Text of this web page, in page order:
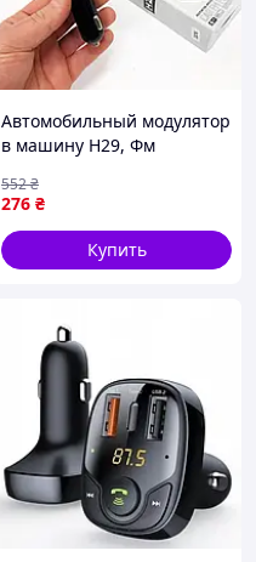
Автомобильный модулятор
в машину H29, Фм
блютуз, Mp3 для машины
в прикуриватель NA-63
276 ₴
552₴
Купить